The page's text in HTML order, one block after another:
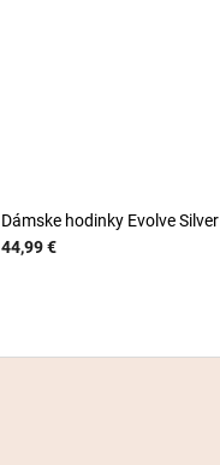
Dámske hodinky Evolve Silver
44,99 €